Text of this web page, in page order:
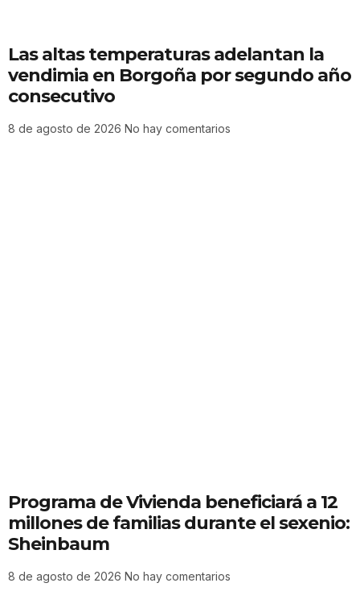
Las altas temperaturas adelantan la
vendimia en Borgoña por segundo año
consecutivo
8 de agosto de 2026 No hay comentarios
Programa de Vivienda beneficiará a 12
millones de familias durante el sexenio:
Sheinbaum
8 de agosto de 2026 No hay comentarios